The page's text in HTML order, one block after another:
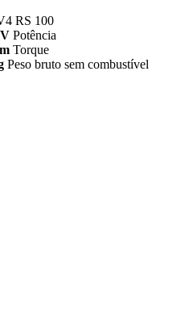
RS 100
Potência
Torque
Peso bruto sem combustível